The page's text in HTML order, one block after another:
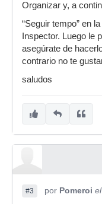
Organizar y, a
“Seguir tempo” en
Inspector. Luego le
asegúrate de
contrario no te
saludos
#3 por Pomeroi